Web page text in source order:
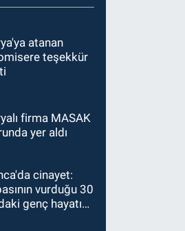
atanan
teşekkür
firma MASAK
yer aldı
cinayet:
vurduğu 30
genç hayatını